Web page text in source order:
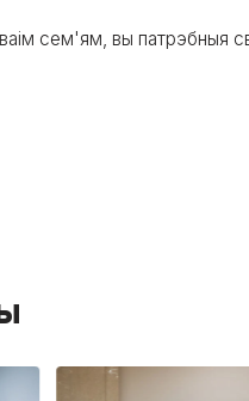
сем'ям, вы патрэбныя